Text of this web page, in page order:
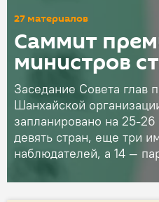
27 материалов
Саммит
министров
Заседание Совета глав
Шанхайской
запланировано на 25-
девять стран, еще три
наблюдателей, а 14 —